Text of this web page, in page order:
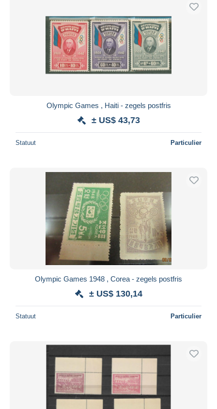
Olympic Games , Haiti - zegels postfris
± US$ 43,73
Statuut Particulier
Olympic Games 1948 , Corea - zegels postfris
± US$ 130,14
Statuut Particulier